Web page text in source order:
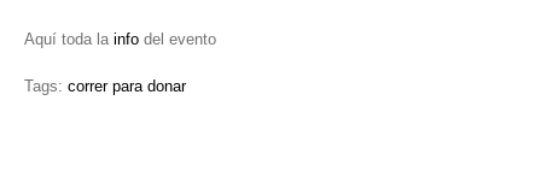
Aquí toda lainfo del evento
Tags: correr para donar